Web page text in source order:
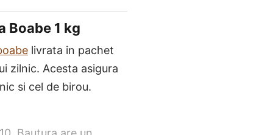
Boabe 1 kg
livrata in pachet
zilnic. Acesta asigura
si cel de birou.